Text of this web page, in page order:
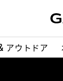
アウトドア